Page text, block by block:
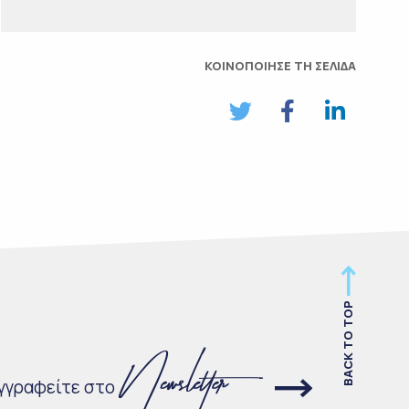
ΚΟΙΝΟΠΟΙΗΣΕ ΤΗ ΣΕΛΙΔΑ
BACK TO TOP
στο